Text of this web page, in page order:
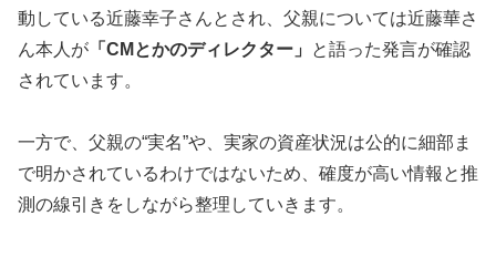
動している近藤幸子さんとされ、父親については近藤華さ
ん本人が 「CMとかのディレクター」
と語った発言が確認
されています。
一方で、父親の“実名”や、実家の資産状況は公的に細部ま
で明かされているわけではないため、確度が高い情報と推
測の線引きをしながら整理していきます。